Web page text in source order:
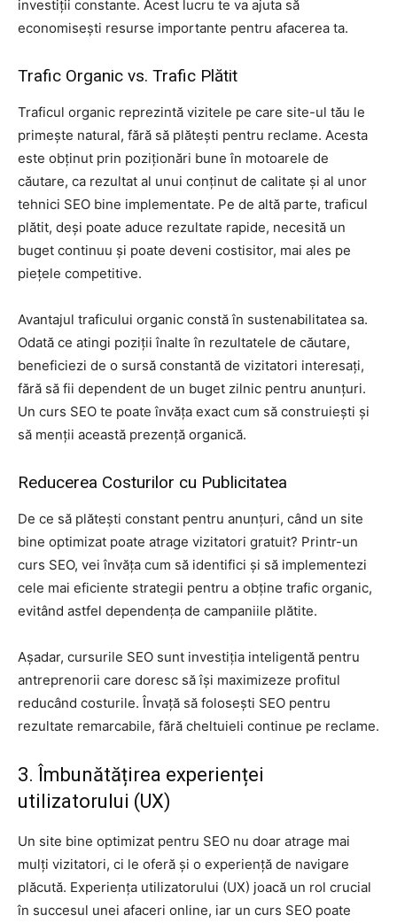
investiții constante. Acest lucru te va ajuta să
economisești resurse importante pentru afacerea ta.
Trafic Organic vs. Trafic Plătit
Traficul organic reprezintă vizitele pe care site-ul tău le
primește natural, fără să plătești pentru reclame. Acesta
este obținut prin poziționări bune în motoarele de
căutare, ca rezultat al unui conținut de calitate și al unor
tehnici SEO bine implementate. Pe de altă parte, traficul
plătit, deși poate aduce rezultate rapide, necesită un
buget continuu și poate deveni costisitor, mai ales pe
piețele competitive.
Avantajul traficului organic constă în sustenabilitatea sa.
Odată ce atingi poziții înalte în rezultatele de căutare,
beneficiezi de o sursă constantă de vizitatori interesați,
fără să fii dependent de un buget zilnic pentru anunțuri.
Un curs SEO te poate învăța exact cum să construiești și
să menții această prezență organică.
Reducerea Costurilor cu Publicitatea
De ce să plătești constant pentru anunțuri, când un site
bine optimizat poate atrage vizitatori gratuit? Printr-un
curs SEO, vei învăța cum să identifici și să implementezi
cele mai eficiente strategii pentru a obține trafic organic,
evitând astfel dependența de campaniile plătite.
Așadar, cursurile SEO sunt investiția inteligentă pentru
antreprenorii care doresc să își maximizeze profitul
reducând costurile. Învață să folosești SEO pentru
rezultate remarcabile, fără cheltuieli continue pe reclame.
3. Îmbunătățirea experienței
utilizatorului (UX)
Un site bine optimizat pentru SEO nu doar atrage mai
mulți vizitatori, ci le oferă și o experiență de navigare
plăcută. Experiența utilizatorului (UX) joacă un rol crucial
în succesul unei afaceri online, iar un curs SEO poate